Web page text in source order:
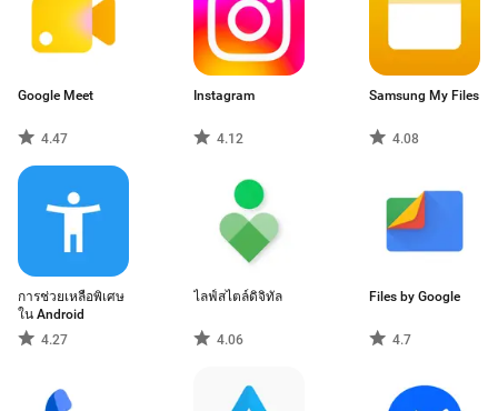
Google Meet
4.47
Instagram
4.12
Samsung My Files
4.08
การช่วยเหลือพิเศษ
ใน Android
4.27
ไลฟ์สไตล์ดิจิทัล
4.06
Files by Google
4.7